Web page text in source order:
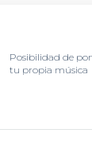
Posibilidad de
tu propia música